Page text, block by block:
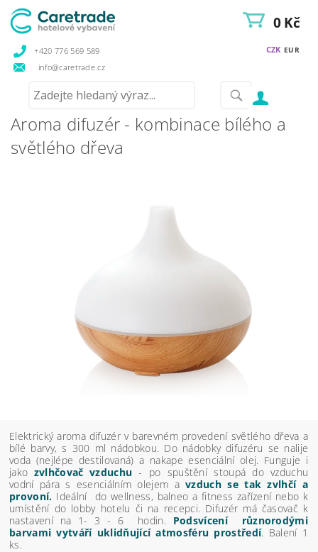
+420 776 569 589
info@caretrade.cz
CZK EUR
0 Kč
Aroma difuzér - kombinace bílého a
světlého dřeva
Elektrický aroma difuzér v barevném provedení světlého dřeva a
bílé barvy, s 300 ml nádobkou. Do nádobky difuzéru se nalije
voda (nejlépe destilovaná) a nakape esenciální olej. Funguje i
jako zvlhčovač vzduchu - po spuštění stoupá do vzduchu
vodní pára s esenciálním olejem a vzduch se tak zvlhčí a
provoní. Ideální do wellness, balneo a fitness zařízení nebo k
umístění do lobby hotelu či na recepci. Difuzér má časovač k
nastavení na 1- 3 - 6 hodin. Podsvícení různorodými
barvami vytváří uklidňující atmosféru prostředí. Balení 1
ks.